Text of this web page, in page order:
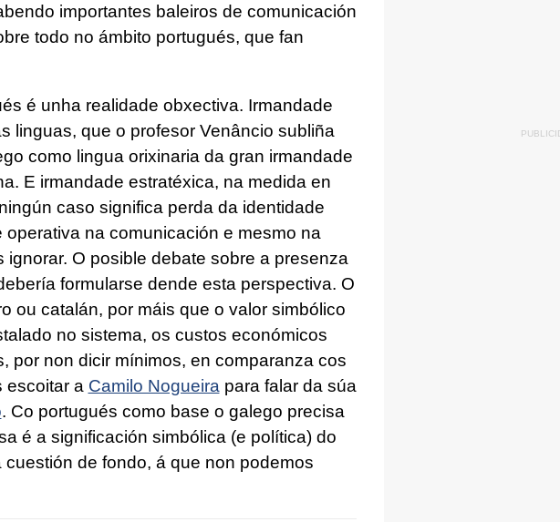
importantes baleiros de comunicación
todo no ámbito portugués, que fan
é unha realidade obxectiva. Irmandade
linguas, que o profesor Venâncio subliña
como lingua orixinaria da gran irmandade
E irmandade estratéxica, na medida en
caso significa perda da identidade
na comunicación e mesmo na
O posible debate sobre a presenza
formularse dende esta perspectiva. O
ou catalán, por máis que o valor simbólico
no sistema, os custos económicos
por non dicir mínimos, en comparanza cos
escoitar a Camilo Nogueirapara falar da súa
. Co portugués como base o galego precisa
é a significación simbólica (e política) do
de fondo, á que non podemos